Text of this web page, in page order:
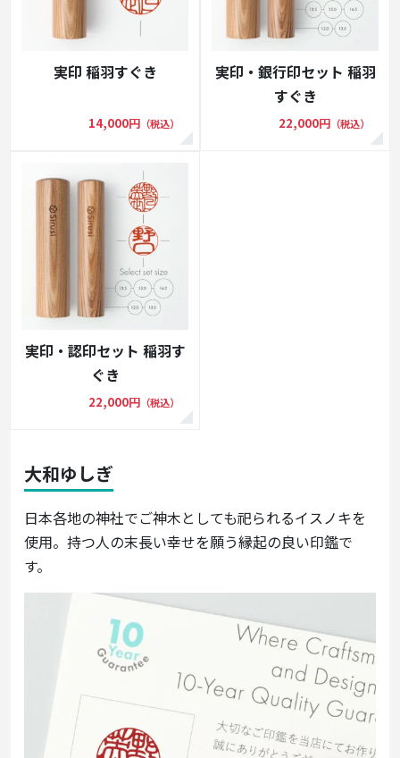
実印 稲羽すぐき
14,000円 （税込）
実印・銀行印セット 稲羽
すぐき
22,000円 （税込）
実印・認印セット 稲羽す
ぐき
22,000円 （税込）
大和ゆしぎ
日本各地の神社でご神木としても祀られるイスノキを
使用。持つ人の末長い幸せを願う縁起の良い印鑑で
す。